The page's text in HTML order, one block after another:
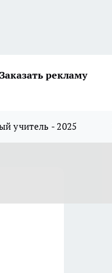
Заказать рекламу
учитель - 2025